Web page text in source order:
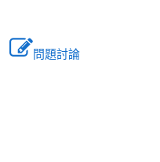
問題討論